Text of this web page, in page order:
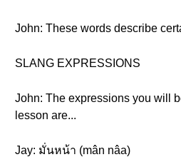
John: These words describe
SLANG EXPRESSIONS
John: The expressions you will
lesson are...
Jay: มั่นหน้า (mân nâa)